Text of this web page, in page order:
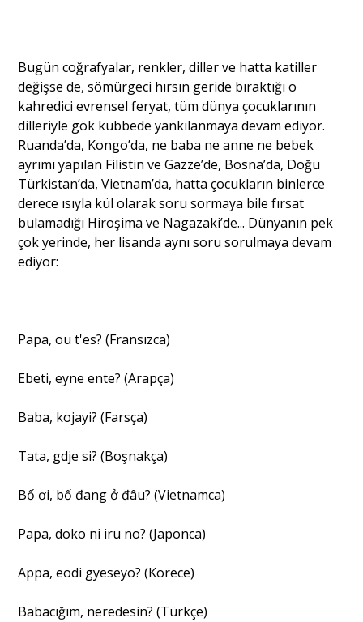
Bugün coğrafyalar, renkler, diller ve hatta katiller
değişse de, sömürgeci hırsın geride bıraktığı o
kahredici evrensel feryat, tüm dünya çocuklarının
dilleriyle gök kubbede yankılanmaya devam ediyor.
Ruanda’da, Kongo’da, ne baba ne anne ne bebek
ayrımı yapılan Filistin ve Gazze’de, Bosna’da, Doğu
Türkistan’da, Vietnam’da, hatta çocukların binlerce
derece ısıyla kül olarak soru sormaya bile fırsat
bulamadığı Hiroşima ve Nagazaki’de... Dünyanın pek
çok yerinde, her lisanda aynı soru sorulmaya devam
ediyor:
Papa, ou t'es? (Fransızca)
Ebeti, eyne ente? (Arapça)
Baba, kojayi? (Farsça)
Tata, gdje si? (Boşnakça)
Bố ơi, bố đang ở đâu? (Vietnamca)
Papa, doko ni iru no? (Japonca)
Appa, eodi gyeseyo? (Korece)
Babacığım, neredesin? (Türkçe)